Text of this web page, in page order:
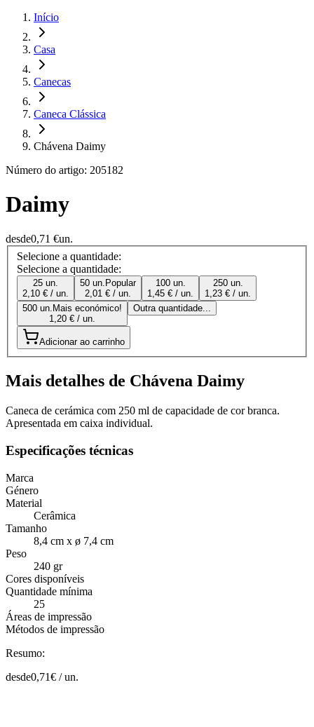
Início
Casa
Canecas
Caneca Clássica
Chávena Daimy
Número do artigo: 205182
Daimy
desde0,71 €un.
Selecione a quantidade:
Selecione a quantidade:
25 un.
2,10 € / un.
50 un. Popular
2,01 € / un.
100 un.
1,45 € / un.
250 un.
1,23 € / un.
500 un. Mais económico!
1,20 € / un.
Outra quantidade...
Adicionar ao carrinho
Mais detalhes de Chávena Daimy
Caneca de cerámica com 250 ml de capacidade de cor branca.
Apresentada em caixa individual.
Especificações técnicas
Marca
Género
Material
Cerâmica
Tamanho
8,4 cm x ø 7,4 cm
Peso
240 gr
Cores disponíveis
Quantidade mínima
25
Áreas de impressão
Métodos de impressão
Resumo:
desde0,71€ /un.